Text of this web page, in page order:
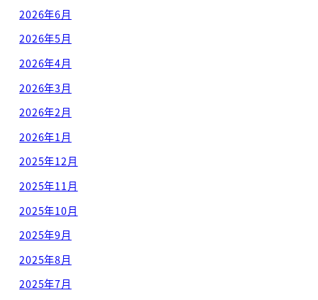
2026年6月
2026年5月
2026年4月
2026年3月
2026年2月
2026年1月
2025年12月
2025年11月
2025年10月
2025年9月
2025年8月
2025年7月